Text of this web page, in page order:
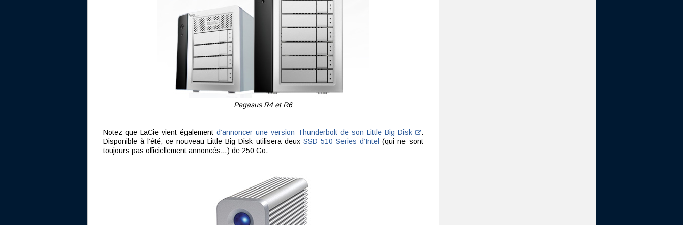
Pegasus R4 et R6
Notez que LaCie vient égalementd’annoncer une version Thunderbolt de son Little Big Disk
.
Disponible à l’été, ce nouveau Little Big Disk utilisera deux SSD 510 Series d’Intel (qui ne sont
toujours pas officiellement annoncés…) de 250 Go.